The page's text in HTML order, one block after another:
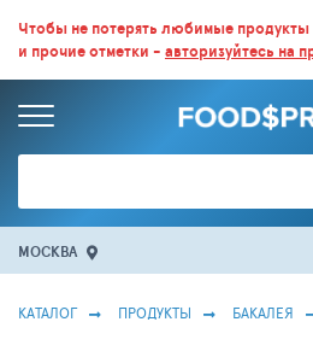
ВСЕ СКИДКИ И ВЫГОДНЫЕ ЦЕНЫ НА ПРОДУКТЫ В
БОЛЬШЕ 100 000 ТОВАРОВ. ЕЖЕДНЕВНОЕ
Чтобы не потерять любимые продукты
и прочие отметки - авторизуйтесь на
МОСКВА
КАТАЛОГ ПРОДУКТЫ БАКАЛЕЯ